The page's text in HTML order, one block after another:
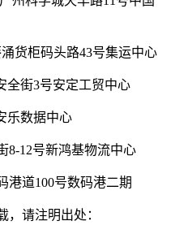
货柜码头路43号集运中心
全街3号安定工贸中心
乐数据中心
8-12号新鸿基物流中心
港道100号数码港二期
，请注明出处：